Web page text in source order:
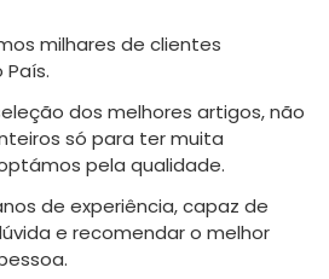
milhares de clientes
dos melhores artigos, não
só para ter muita
pela qualidade.
de experiência, capaz de
e recomendar o melhor